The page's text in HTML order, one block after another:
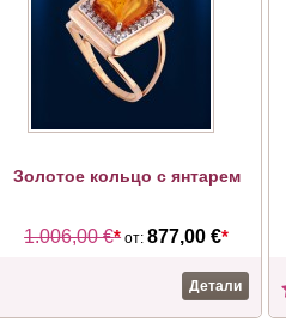
Золотое кольцо с янтарем
1.006,00 €*от:877,00 €*
Детали